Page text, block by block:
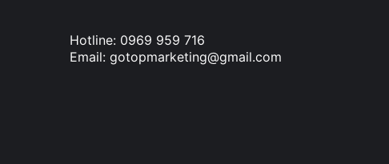
Hotline: 0969 959 716
Email: gotopmarketing@gmail.com